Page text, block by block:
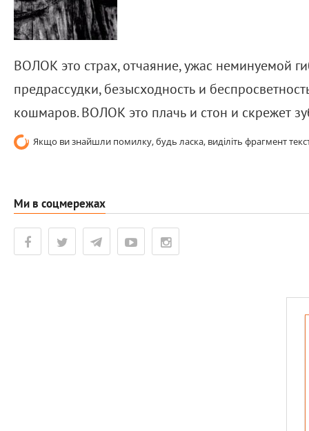
ВОЛОК это страх, отчаяние, ужас неминуемой
предрассудки, безысходность и
кошмаров. ВОЛОК это плачь и стон и скрежет
Якщо ви знайшли помилку, будь ласка, виділіть фрагмент
Ми в соцмережах